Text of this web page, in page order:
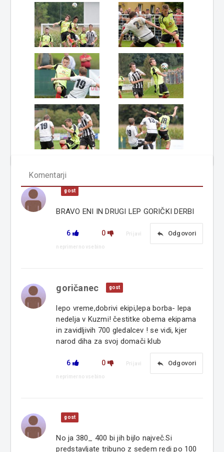
Komentarji
gost
BRAVO ENI IN DRUGI LEP GORIČKI DERBI
6 0 reply Odgovori
Prijavi
neprimerno vsebino
goričanec gost
lepo vreme,dobrivi ekipi,lepa borba- lepa
nedelja v Kuzmi! čestitke obema ekipama
in zavidljivih 700 gledalcev ! se vidi, kjer
narod diha za svoj domači klub
6 0 reply Odgovori
Prijavi
neprimerno vsebino
gost
No ja 380_ 400 bi jih bijlo največ.Si
predstavljate tribuno z sedem redi po 100